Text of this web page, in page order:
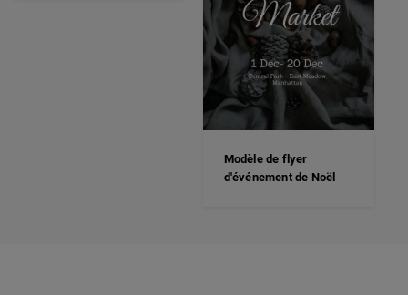
Modèle de flyer
d'événement de Noël